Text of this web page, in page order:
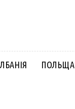
ПОЛЬЩА